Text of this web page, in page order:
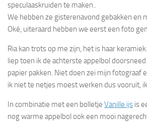
speculaaskruiden te maken..
We hebben ze gisterenavond gebakken en
Oké, uiteraard hebben we eerst een foto
Ria kan trots op me zijn, het is haar
liep toen ik de achterste appelbol
papier pakken. Niet doen zei mijn fotograaf
ik niet te netjes moest werken dus vooruit,
In combinatie met een bolletje Vanille ijs is
nog warme appelbol ook een mooi